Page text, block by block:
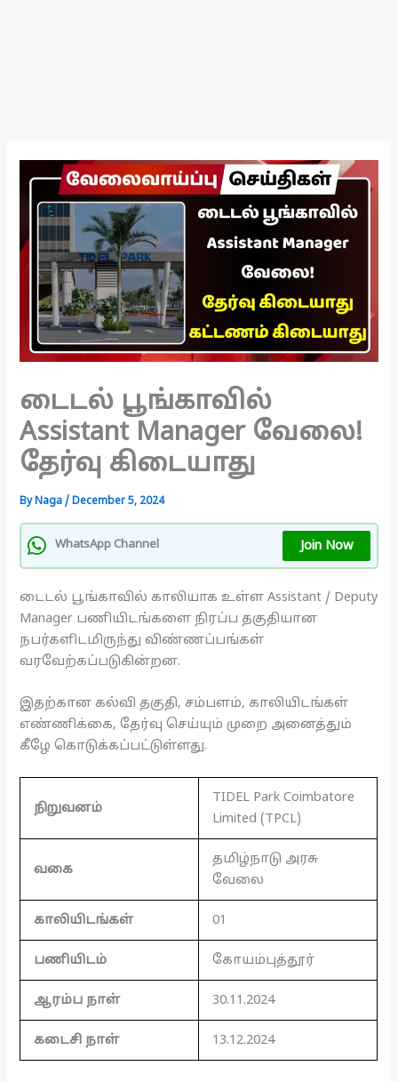
டைடல் பூங்காவில்
Assistant Manager வேலை!
தேர்வு கிடையாது
ByNaga/December 5, 2024
WhatsApp Channel Join Now
டைடல் பூங்காவில் காலியாக உள்ள Assistant / Deputy
Manager பணியிடங்களை நிரப்ப தகுதியான
நபர்களிடமிருந்து விண்ணப்பங்கள்
வரவேற்கப்படுகின்றன.
இதற்கான கல்வி தகுதி, சம்பளம், காலியிடங்கள்
எண்ணிக்கை, தேர்வு செய்யும் முறை அனைத்தும்
கீழே கொடுக்கப்பட்டுள்ளது.
நிறுவனம்
TIDEL Park Coimbatore
Limited (TPCL)
வகை
தமிழ்நாடு அரசு
வேலை
காலியிடங்கள் 01
பணியிடம் கோயம்புத்தூர்
ஆரம்ப நாள் 30.11.2024
கடைசி நாள் 13.12.2024